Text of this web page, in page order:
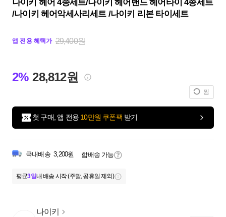
나이키 헤어 4종세트/나이키 헤어밴드 헤어타이 4종세트
/나이키 헤어악세사리세트 /나이키 리본 타이세트
앱 전용 혜택가 29,400원
2% 28,812원
찜
첫 구매, 앱 전용 10만원 쿠폰팩 받기
국내배송 3,200원 합배송 가능
평균3일내 배송 시작 (주말, 공휴일 제외)
나이키